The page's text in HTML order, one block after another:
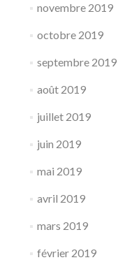
novembre 2019
octobre 2019
septembre 2019
août 2019
juillet 2019
juin 2019
mai 2019
avril 2019
mars 2019
février 2019